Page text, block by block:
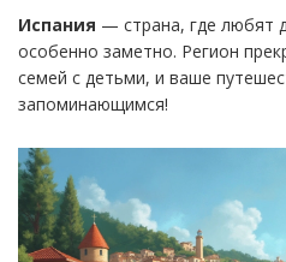
Испания — страна, где любят
особенно заметно. Регион
семей с детьми, и ваше
запоминающимся!